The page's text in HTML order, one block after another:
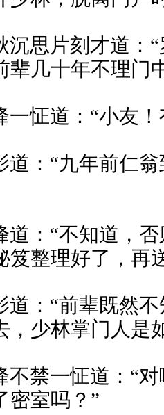
思片刻才道：
辈几十年不理门
怔道：“小友！
：“九年前仁
：“不知道，
笈整理好了，再
：“前辈既然
，少林掌门人是
禁一怔道：“
密室吗？”